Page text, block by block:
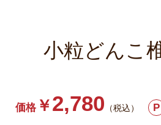
小粒どんこ
価格 ￥2,780 （税込） P